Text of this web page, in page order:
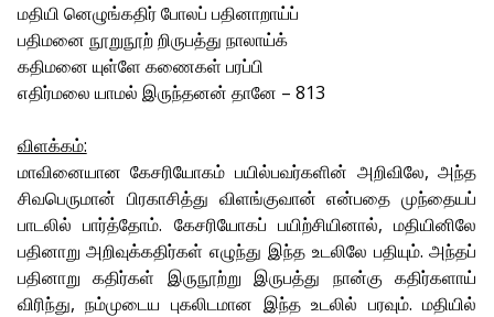
மதியி னெழுங்கதிர் போலப் பதினாறாய்ப்
பதிமனை நூறுநூற் றிருபத்து நாலாய்க்
கதிமனை யுள்ளே கணைகள் பரப்பி
எதிர்மலை யாமல் இருந்தனன் தானே – 813
விளக்கம்:
மாவினையான கேசரியோகம் பயில்பவர்களின் அறிவிலே, அந்த
சிவபெருமான் பிரகாசித்து விளங்குவான் என்பதை முந்தையப்
பாடலில் பார்த்தோம். கேசரியோகப் பயிற்சியினால், மதியினிலே
பதினாறு அறிவுக்கதிர்கள் எழுந்து இந்த உடலிலே பதியும். அந்தப்
பதினாறு கதிர்கள் இருநூற்று இருபத்து நான்கு கதிர்களாய்
விரிந்து, நம்முடைய புகலிடமான இந்த உடலில் பரவும். மதியில்